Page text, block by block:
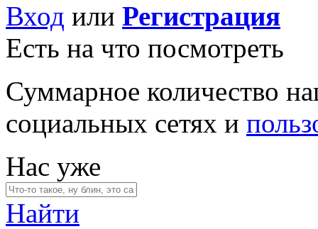
Вход или Регистрация
Есть на что посмотреть
Суммарное количество
социальных сетях и
Нас уже
Найти